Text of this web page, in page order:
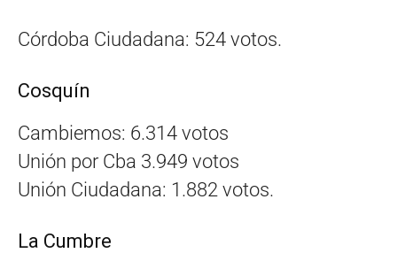
Córdoba Ciudadana: 524 votos.
Cosquín
Cambiemos: 6.314 votos
Unión por Cba 3.949 votos
Unión Ciudadana: 1.882 votos.
La Cumbre